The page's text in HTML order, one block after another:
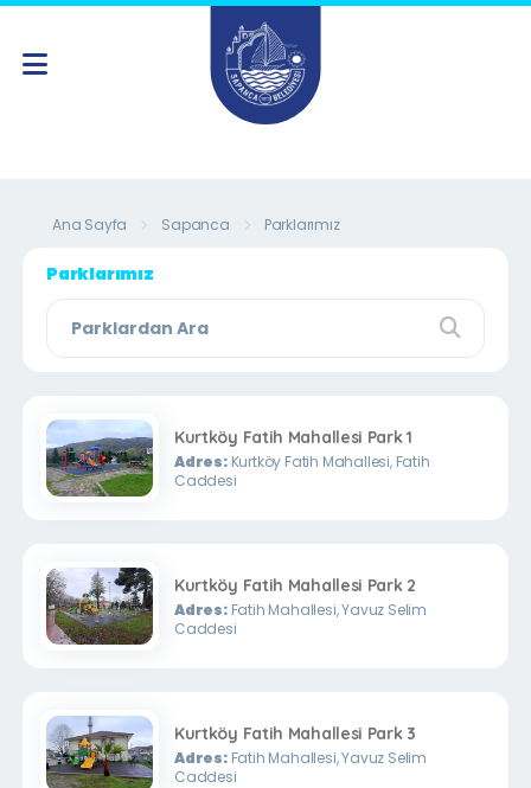
Ana Sayfa Sapanca Parklarımız
Parklarımız
Kurtköy Fatih Mahallesi Park 1
Adres:Kurtköy Fatih Mahallesi, Fatih
Caddesi
Kurtköy Fatih Mahallesi Park 2
Adres:Fatih Mahallesi, Yavuz Selim
Caddesi
Kurtköy Fatih Mahallesi Park 3
Adres:Fatih Mahallesi, Yavuz Selim
Caddesi